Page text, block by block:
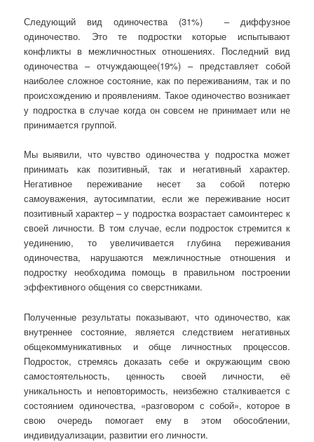
Следующий вид одиночества (31%) – диффузное
одиночество. Это те подростки которые испытывают
конфликты в межличностных отношениях. Последний вид
одиночества – отчуждающее(19%) – представляет собой
наиболее сложное состояние, как по переживаниям, так и по
происхождению и проявлениям. Такое одиночество возникает
у подростка в случае когда он совсем не принимает или не
принимается группой.
Мы выявили, что чувство одиночества у подростка может
принимать как позитивный, так и негативный характер.
Негативное переживание несет за собой потерю
самоуважения, аутосимпатии, если же переживание носит
позитивный характер – у подростка возрастает самоинтерес к
своей личности. В том случае, если подросток стремится к
уединению, то увеличивается глубина переживания
одиночества, нарушаются межличностные отношения и
подростку необходима помощь в правильном построении
эффективного общения со сверстниками.
Полученные результаты показывают, что одиночество, как
внутреннее состояние, является следствием негативных
общекоммуникативных и обще личностных процессов.
Подросток, стремясь доказать себе и окружающим свою
самостоятельность, ценность своей личности, её
уникальность и неповторимость, неизбежно сталкивается с
состоянием одиночества, «разговором с собой», которое в
свою очередь помогает ему в этом обособлении,
индивидуализации, развитии его личности.